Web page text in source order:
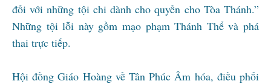
đối với những tội chi dành cho quyền cho Tòa Thánh.”
Những tội lỗi này gồm mạo phạm Thánh Thể và phá
thai trực tiếp.
Hội đồng Giáo Hoàng về Tân Phúc Âm hóa, điều phối